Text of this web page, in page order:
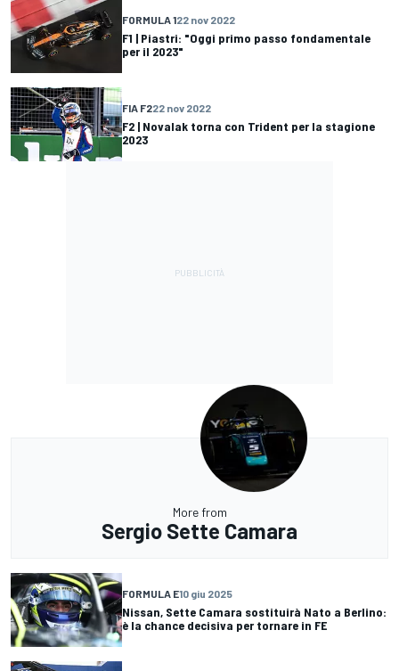
FORMULA 122 nov 2022
F1 | Piastri: "Oggi primo passo fondamentale
per il 2023"
FIA F222 nov 2022
F2 | Novalak torna con Trident per la stagione
2023
More from
Sergio Sette Camara
FORMULA E10 giu 2025
Nissan, Sette Camara sostituirà Nato a Berlino:
è la chance decisiva per tornare in FE